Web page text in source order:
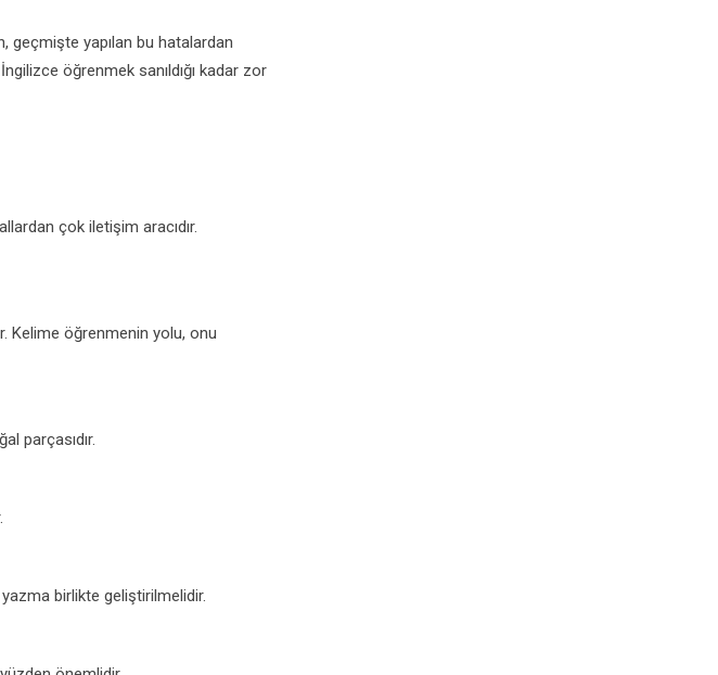
geçmişte yapılan bu hatalardan
öğrenmek sanıldığı kadar zor
çok iletişim aracıdır.
Kelime öğrenmenin yolu, onu
parçasıdır.
birlikte geliştirilmelidir.